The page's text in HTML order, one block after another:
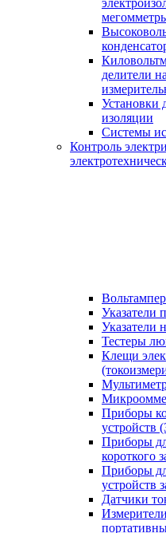
делители
Установки
изоляции
Системы
Контроль
Указатели
Указатели
Тестеры
Клещи
Приборы
устройств
Приборы
короткого
Приборы
устройств
Датчики